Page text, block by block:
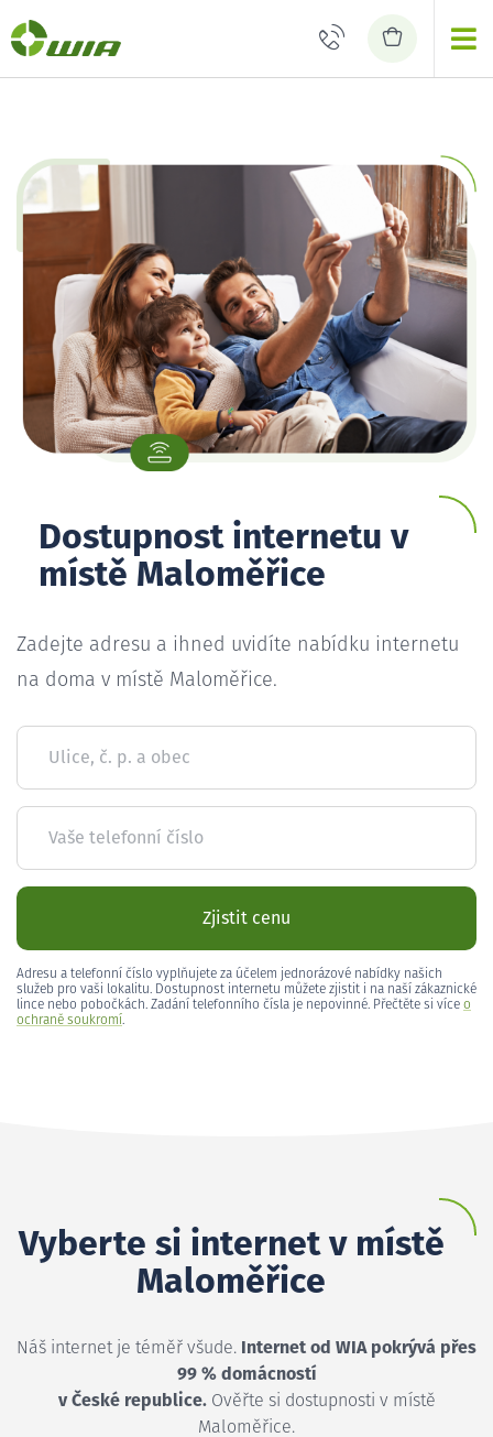
Dostupnost internetu v
místě Maloměřice
Zadejte adresu a ihned uvidíte nabídku internetu
na doma v místě Maloměřice.
Ulice, č. p. a obec
Vaše telefonní číslo
Zjistit cenu
Adresu a telefonní číslo vyplňujete za účelem jednorázové nabídky našich
služeb pro vaši lokalitu. Dostupnost internetu můžete zjistit i na naší zákaznické
lince nebo pobočkách. Zadání telefonního čísla je nepovinné. Přečtěte si více o
ochraně soukromí.
Vyberte si internet v místě
Maloměřice
Náš internet je téměř všude. Internet od WIA pokrývá přes
99 % domácností
v České republice.Ověřte si dostupnosti v místě
Maloměřice.